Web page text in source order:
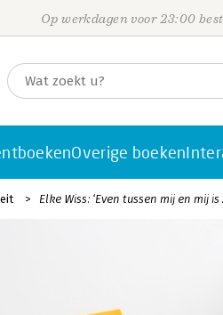
Op werkdagen voor 23:00
Overige boeken
Elke Wiss: ‘Even tussen mij en mij